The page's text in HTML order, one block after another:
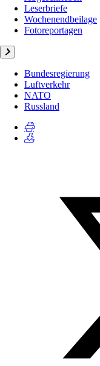
Leserbriefe
Wochenendbeilage
Fotoreportagen
Bundesregierung
Luftverkehr
NATO
Russland